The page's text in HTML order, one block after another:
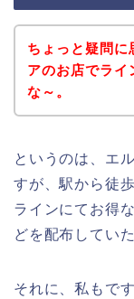
ちょっと疑問に
アのお店でライ
な～。
というのは、エ
すが、駅から徒
ラインにてお得
どを配布してい
それに、私もで